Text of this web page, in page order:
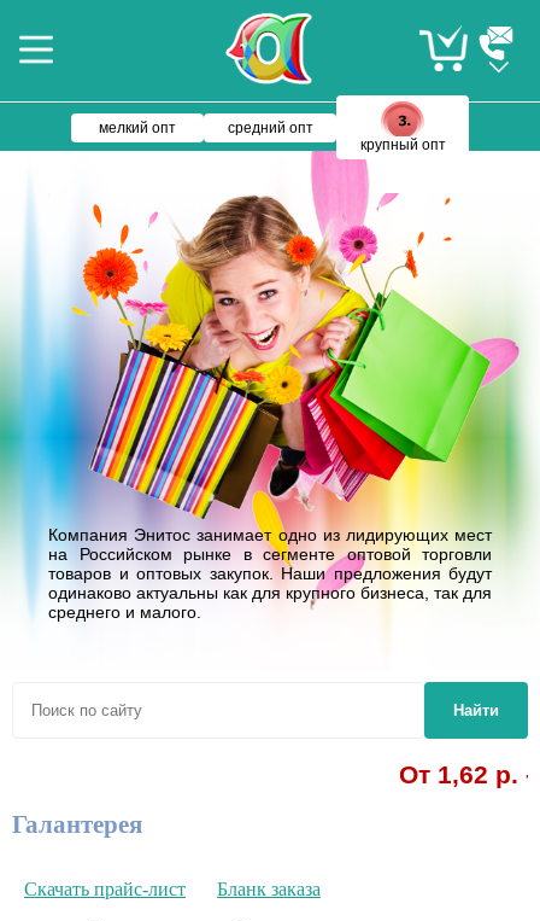
мелкий опт
средний опт
крупный опт
Компания Энитос занимает одно из лидирующих мест
на Российском рынке в сегменте оптовой торговли
товаров и оптовых закупок. Наши предложения будут
одинаково актуальны как для крупного бизнеса, так для
среднего и малого.
Найти
От 1,62 р. - ручки
Галантерея
Скачать прайс-лист Бланк заказа